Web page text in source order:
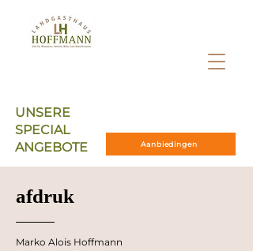
UNSERE
SPECIAL
ANGEBOTE
Aanbiedingen
afdruk
Marko Alois Hoffmann